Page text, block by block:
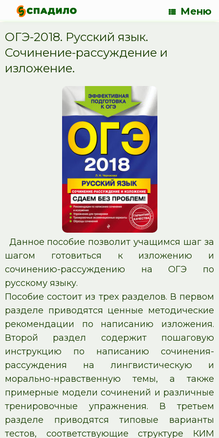
Меню
ОГЭ-2018. Русский язык.
Сочинение-рассуждение и
изложение.
Данное пособие позволит учащимся шаг за
шагом готовиться к изложению и
сочинению-рассуждению на ОГЭ по
русскому языку.
Пособие состоит из трех разделов. В первом
разделе приводятся ценные методические
рекомендации по написанию изложения.
Второй раздел содержит пошаговую
инструкцию по написанию сочинения-
рассуждения на лингвистическую и
морально-нравственную темы, а также
примерные модели сочинений и различные
тренировочные упражнения. В третьем
разделе приводятся типовые варианты
тестов, соответствующие структуре КИМ